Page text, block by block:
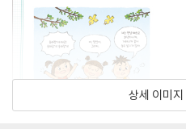
상세 이미지